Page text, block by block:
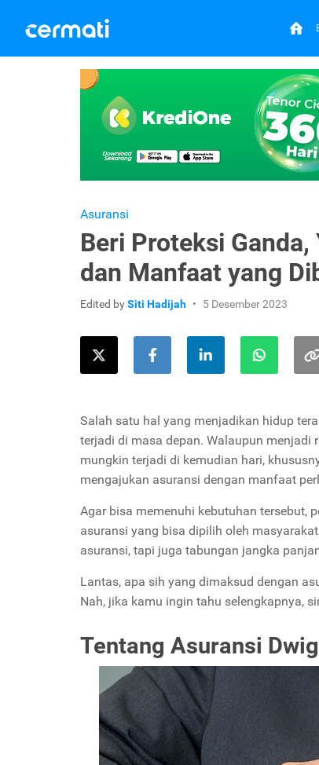
Asuransi
Beri Proteksi
dan Manfaat yang
Edited bySiti Hadijah 5 Desember 2023
Salah satu hal yang menjadikan hidup
terjadi di masa depan. Walaupun menjadi
mungkin terjadi di kemudian hari,
mengajukan asuransi dengan manfaat
Agar bisa memenuhi kebutuhan tersebut,
asuransi yang bisa dipilih oleh
asuransi, tapi juga tabungan jangka
Lantas, apa sih yang dimaksud dengan
Nah, jika kamu ingin tahu selengkapnya,
Tentang Asuransi